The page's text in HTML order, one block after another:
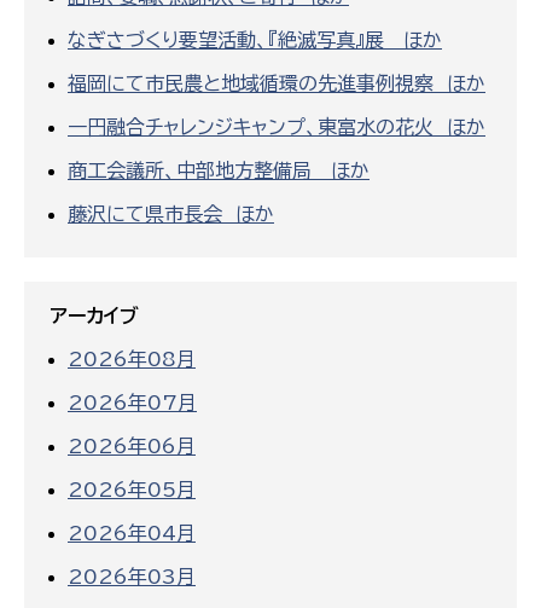
なぎさづくり要望活動、『絶滅写真』展 ほか
福岡にて市民農と地域循環の先進事例視察 ほか
一円融合チャレンジキャンプ、東富水の花火 ほか
商工会議所、中部地方整備局 ほか
藤沢にて県市長会 ほか
アーカイブ
2026年08月
2026年07月
2026年06月
2026年05月
2026年04月
2026年03月